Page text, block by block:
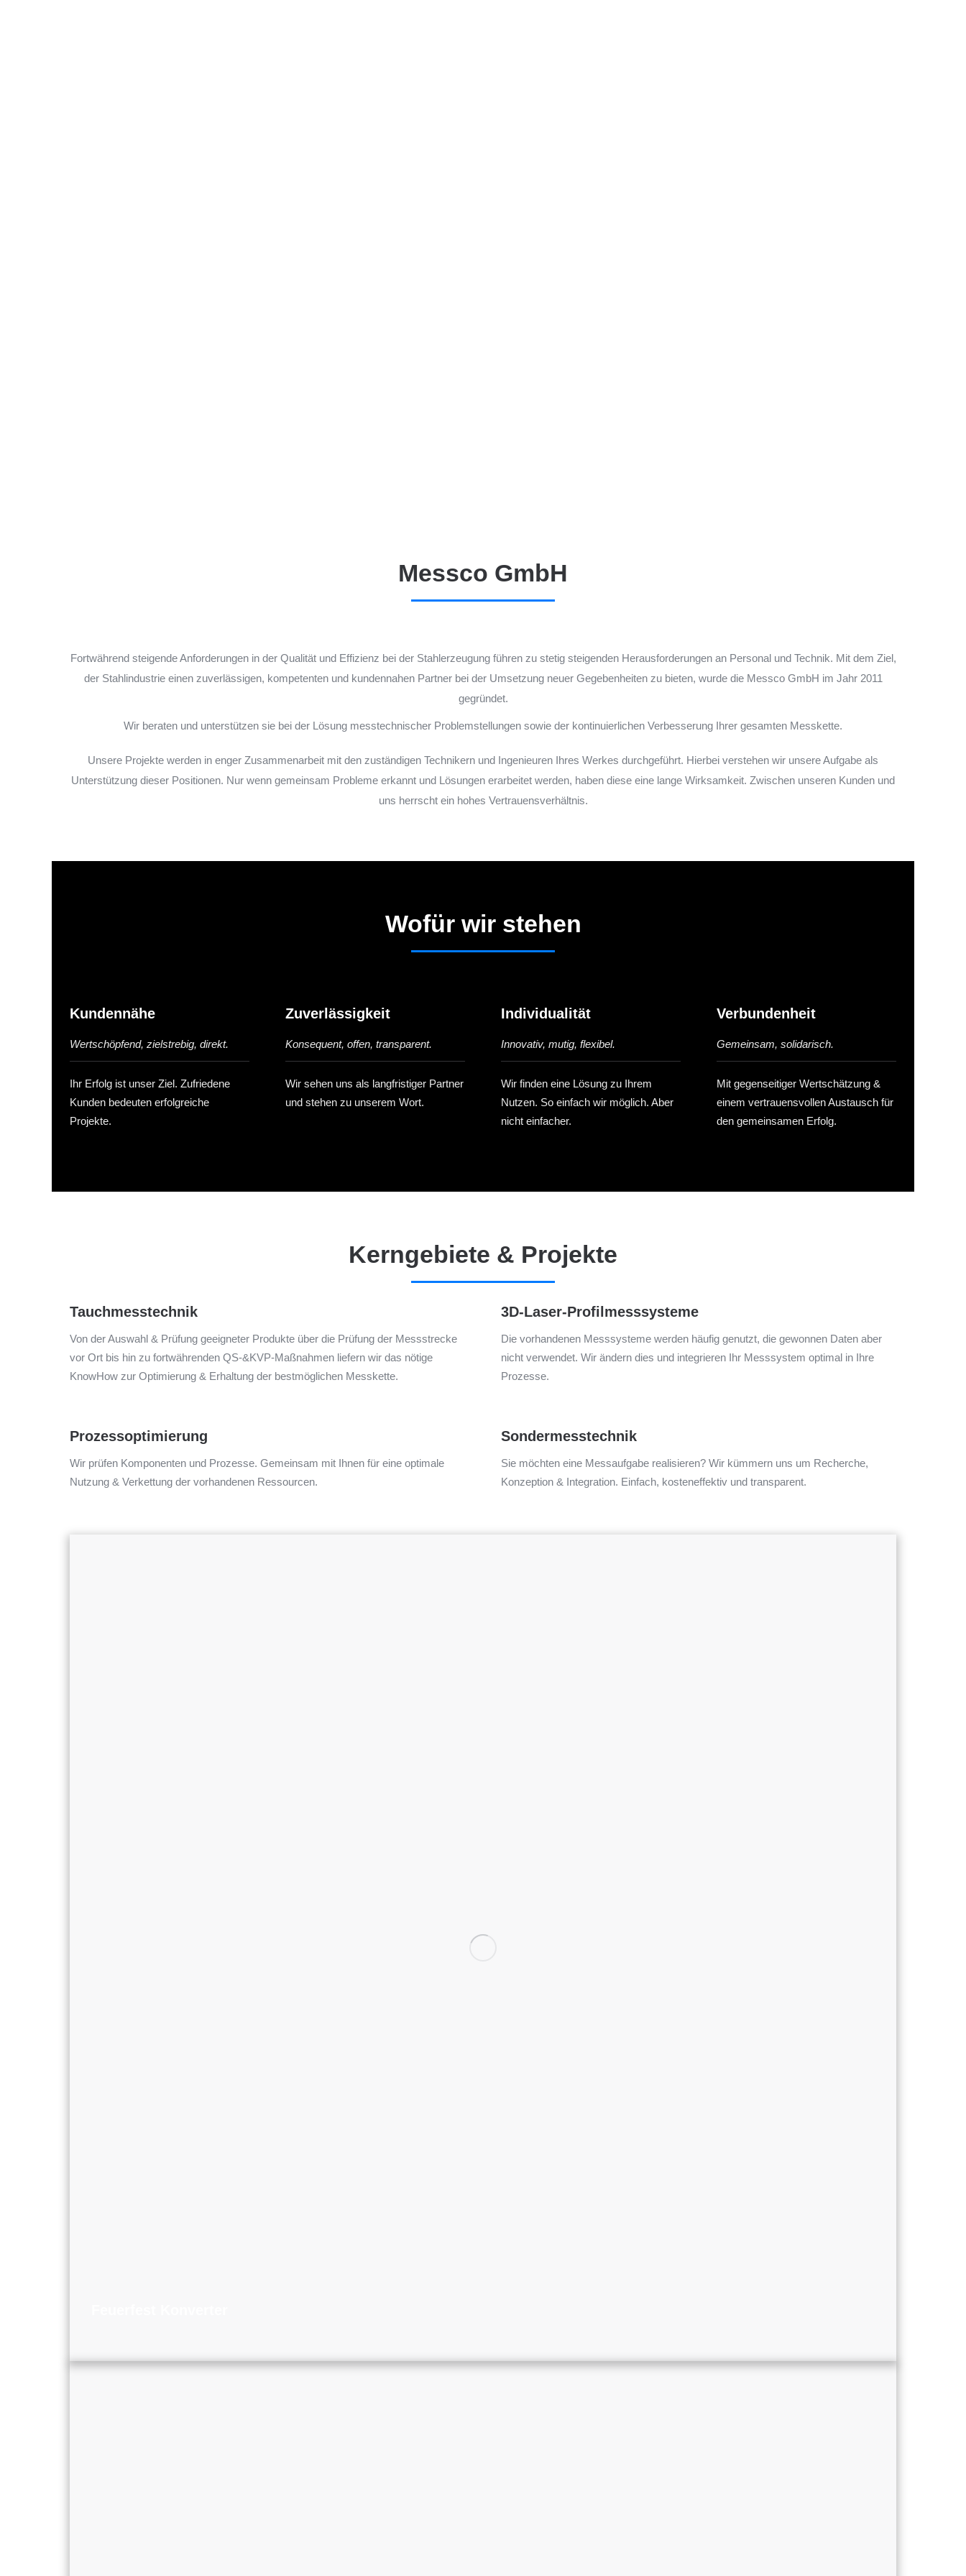
Messco GmbH
Fortwährend steigende Anforderungen in der Qualität und Effizienz bei der Stahlerzeugung führen zu stetig steigenden Herausforderungen an Personal und Technik. Mit dem Ziel,
der Stahlindustrie einen zuverlässigen, kompetenten und kundennahen Partner bei der Umsetzung neuer Gegebenheiten zu bieten, wurde die Messco GmbH im Jahr 2011
gegründet.
Wir beraten und unterstützen sie bei der Lösung messtechnischer Problemstellungen sowie der kontinuierlichen Verbesserung Ihrer gesamten Messkette.
Unsere Projekte werden in enger Zusammenarbeit mit den zuständigen Technikern und Ingenieuren Ihres Werkes durchgeführt. Hierbei verstehen wir unsere Aufgabe als
Unterstützung dieser Positionen. Nur wenn gemeinsam Probleme erkannt und Lösungen erarbeitet werden, haben diese eine lange Wirksamkeit. Zwischen unseren Kunden und
uns herrscht ein hohes Vertrauensverhältnis.
Wofür wir stehen
Kundennähe
Wertschöpfend, zielstrebig, direkt.
Ihr Erfolg ist unser Ziel. Zufriedene
Kunden bedeuten erfolgreiche
Projekte.
Zuverlässigkeit
Konsequent, offen, transparent.
Wir sehen uns als langfristiger Partner
und stehen zu unserem Wort.
Individualität
Innovativ, mutig, flexibel.
Wir finden eine Lösung zu Ihrem
Nutzen. So einfach wir möglich. Aber
nicht einfacher.
Verbundenheit
Gemeinsam, solidarisch.
Mit gegenseitiger Wertschätzung &
einem vertrauensvollen Austausch für
den gemeinsamen Erfolg.
Kerngebiete & Projekte
Tauchmesstechnik
Von der Auswahl & Prüfung geeigneter Produkte über die Prüfung der Messstrecke
vor Ort bis hin zu fortwährenden QS-&KVP-Maßnahmen liefern wir das nötige
KnowHow zur Optimierung & Erhaltung der bestmöglichen Messkette.
3D-Laser-Profilmesssysteme
Die vorhandenen Messsysteme werden häufig genutzt, die gewonnen Daten aber
nicht verwendet. Wir ändern dies und integrieren Ihr Messsystem optimal in Ihre
Prozesse.
Prozessoptimierung
Wir prüfen Komponenten und Prozesse. Gemeinsam mit Ihnen für eine optimale
Nutzung & Verkettung der vorhandenen Ressourcen.
Sondermesstechnik
Sie möchten eine Messaufgabe realisieren? Wir kümmern uns um Recherche,
Konzeption & Integration. Einfach, kosteneffektiv und transparent.